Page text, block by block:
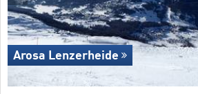
Arosa Lenzerheide